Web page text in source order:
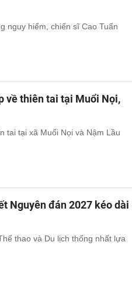
nguy hiểm, chiến sĩ Cao Tuấn
về thiên tai tại Muổi Nọi,
tai tại xã Muổi Nọi và Nậm Lầu
Nguyên đán 2027 kéo dài
thao và Du lịch thống nhất lựa